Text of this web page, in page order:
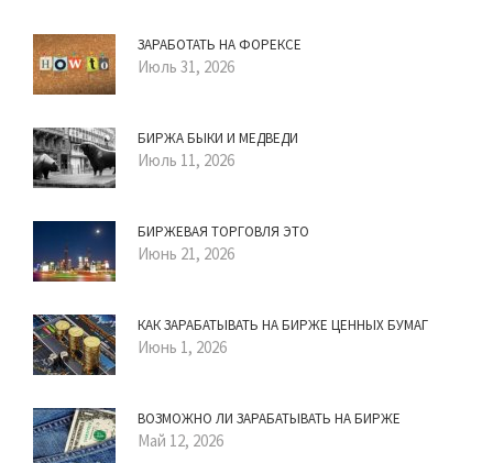
ЗАРАБОТАТЬ НА ФОРЕКСЕ
Июль 31, 2026
БИРЖА БЫКИ И МЕДВЕДИ
Июль 11, 2026
БИРЖЕВАЯ ТОРГОВЛЯ ЭТО
Июнь 21, 2026
КАК ЗАРАБАТЫВАТЬ НА БИРЖЕ ЦЕННЫХ БУМАГ
Июнь 1, 2026
ВОЗМОЖНО ЛИ ЗАРАБАТЫВАТЬ НА БИРЖЕ
Май 12, 2026